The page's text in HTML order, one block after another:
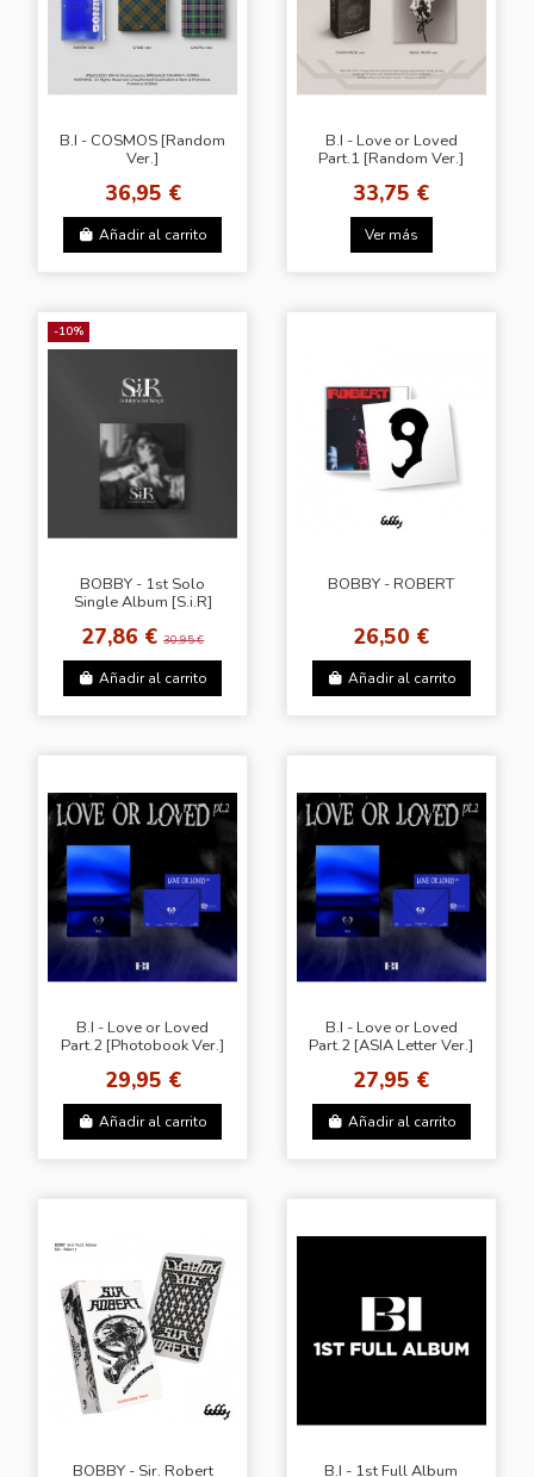
B.I - COSMOS [Random
Ver.]
36,95 €
Añadir al carrito
B.I - Love or Loved
Part.1 [Random Ver.]
33,75 €
Ver más
-10%
BOBBY - 1st Solo
Single Album [S.i.R]
27,86 €30,95 €
Añadir al carrito
BOBBY - ROBERT
26,50 €
Añadir al carrito
B.I - Love or Loved
Part.2 [Photobook Ver.]
29,95 €
Añadir al carrito
B.I - Love or Loved
Part.2 [ASIA Letter Ver.]
27,95 €
Añadir al carrito
BOBBY - Sir. Robert
B.I - 1st Full Album